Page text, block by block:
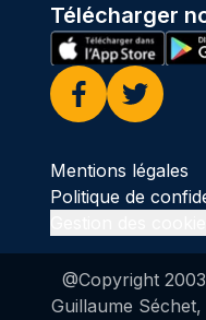
Télécharger
Facebook
Twitter
Mentions légales
Politique de
@Copyright
Guillaume